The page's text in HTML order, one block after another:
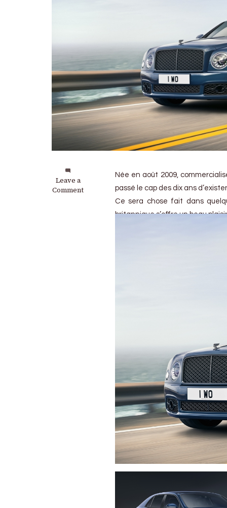
Leave a
Comment
on
Bentley
Née en août 2009,
passé le cap des dix ans
Ce sera chose fait dans
britannique s’offre un beau